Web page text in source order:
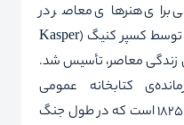
برای هنرهای معاصر در
Kasper
زندگی معاصر، تأسیس شد.
کتابخانه عمومی
) متعلق به سال 1825 است که در طول جنگ